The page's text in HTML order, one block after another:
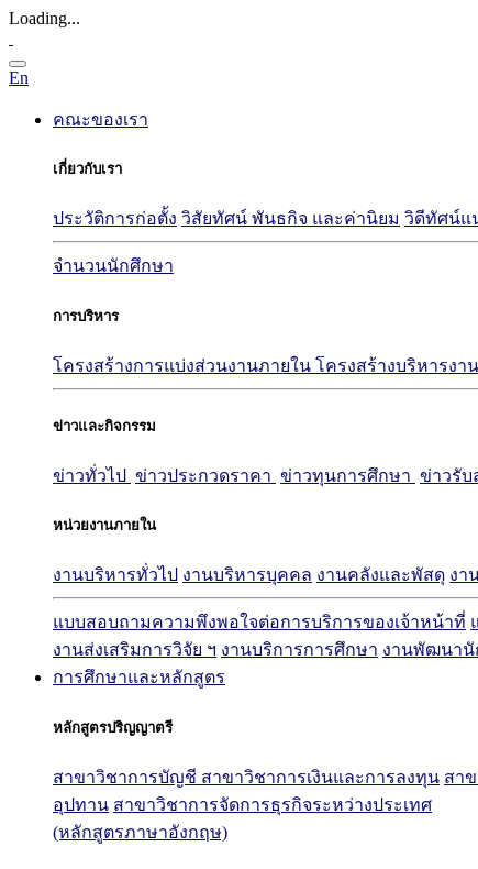
Loading...
En
คณะของเรา
เกี่ยวกับเรา
ประวัติการก่อตั้ง วิสัยทัศน์ พันธกิจ และค่านิยม วิดีทัศน์แ
จำนวนนักศึกษา
การบริหาร
โครงสร้างการแบ่งส่วนงานภายใน โครงสร้างบริหารงา
ข่าวและกิจกรรม
ข่าวทั่วไป ข่าวประกวดราคา ข่าวทุนการศึกษา ข่าวรับ
หน่วยงานภายใน
งานบริหารทั่วไป งานบริหารบุคคล งานคลังและพัสดุ งา
แบบสอบถามความพึงพอใจต่อการบริการของเจ้าหน้าที่
งานส่งเสริมการวิจัย ฯ งานบริการการศึกษา งานพัฒนานั
การศึกษาและหลักสูตร
หลักสูตรปริญญาตรี
สาขาวิชาการบัญชี สาขาวิชาการเงินและการลงทุน สา
อุปทาน สาขาวิชาการจัดการธุรกิจระหว่างประเทศ
(หลักสูตรภาษาอังกฤษ)